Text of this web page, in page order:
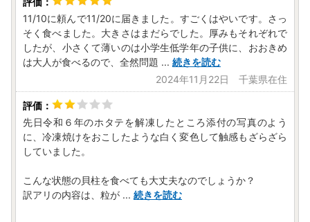
11/10に頼んで11/20に届きました。すごくはやいです。さっ
そく食べました。大きさはまだらでした。厚みもそれぞれで
したが、小さくて薄いのは小学生低学年の子供に、おおきめ
は大人が食べるので、全然問題 ... 続きを読む
2024年11月22日 千葉県在住
先日令和６年のホタテを解凍したところ添付の写真のよう
に、冷凍焼けをおこしたような白く変色して触感もざらざら
していました。
こんな状態の貝柱を食べても大丈夫なのでしょうか？
訳アリの内容は、粒が ... 続きを読む